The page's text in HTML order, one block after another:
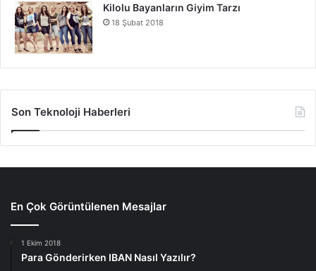
Kilolu Bayanların Giyim Tarzı
18 Şubat 2018
Son Teknoloji Haberleri
En Çok Görüntülenen Mesajlar
1 Ekim 2018
Para Gönderirken IBAN Nasıl Yazılır?